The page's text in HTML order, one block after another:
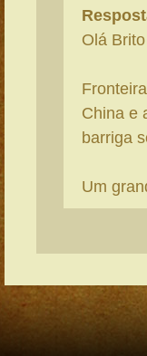
Olá Brito
China e
barriga
Um